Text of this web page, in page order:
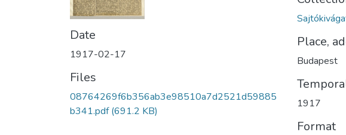
Date
1917-02-17
Files
08764269f6b356ab3e98510a7d2521d59885
b341.pdf(691.2 KB)
Place,
Budapest
1917
Format